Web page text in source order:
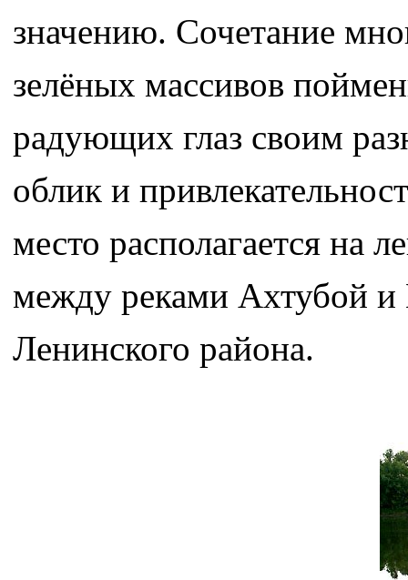
значению. Сочетание
зелёных массивов
радующих глаз своим
облик и
место располагается на
между реками Ахтубой и
Ленинского района.